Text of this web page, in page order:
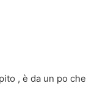
, è da un po che